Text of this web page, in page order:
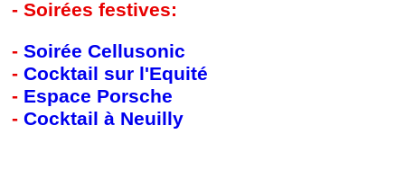
- Soirées festives:
- Soirée Cellusonic
- Cocktail sur l'Equité
- Espace Porsche
- Cocktail à Neuilly